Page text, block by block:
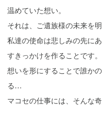
温めていた想い。
それは、ご遺族様の未来を
私達の使命は悲しみの先に
すきっかけを作ることです。
想いを形にすることで誰か
る…
マコセの仕事には、そんな